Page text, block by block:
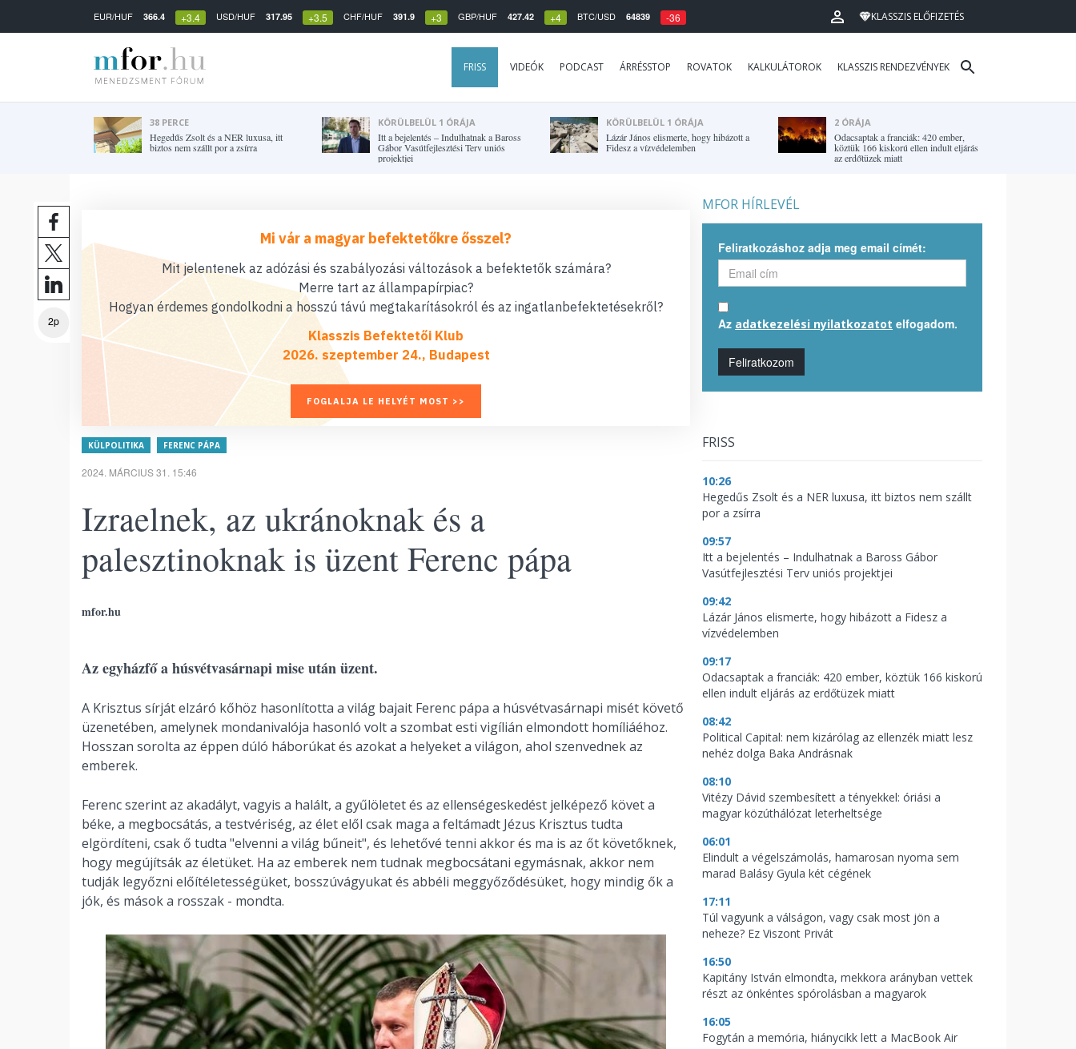
EUR/HUF 366.4 +3.4 USD/HUF 317.95 +3.5 CHF/HUF 391.9 +3 GBP/HUF 427.42 +4 BTC/USD 64839 -36 KLASSZIS ELŐFIZETÉS
FRISS VIDEÓK PODCAST ÁRRÉSSTOP ROVATOK KALKULÁTOROK KLASSZIS RENDEZVÉNYEK
38 PERCE
Hegedűs Zsolt és a NER luxusa, itt
biztos nem szállt por a zsírra
KÖRÜLBELÜL 1 ÓRÁJA
Itt a bejelentés – Indulhatnak a Baross
Gábor Vasútfejlesztési Terv uniós
projektjei
KÖRÜLBELÜL 1 ÓRÁJA
Lázár János elismerte, hogy hibázott a
Fidesz a vízvédelemben
2 ÓRÁJA
Odacsaptak a franciák: 420 ember,
köztük 166 kiskorú ellen indult eljárás
az erdőtüzek miatt
2p
Mi vár a magyar befektetőkre ősszel?
Mit jelentenek az adózási és szabályozási változások a befektetők számára?
Merre tart az állampapírpiac?
Hogyan érdemes gondolkodni a hosszú távú megtakarításokról és az ingatlanbefektetésekről?
Klasszis Befektetői Klub
2026. szeptember 24., Budapest
FOGLALJA LE HELYÉT MOST >>
KÜLPOLITIKA FERENC PÁPA
2024. MÁRCIUS 31. 15:46
Izraelnek, az ukránoknak és a
palesztinoknak is üzent Ferenc pápa
mfor.hu
Az egyházfő a húsvétvasárnapi mise után üzent.
A Krisztus sírját elzáró kőhöz hasonlította a világ bajait Ferenc pápa a húsvétvasárnapi misét követő
üzenetében, amelynek mondanivalója hasonló volt a szombat esti vigílián elmondott homíliáéhoz.
Hosszan sorolta az éppen dúló háborúkat és azokat a helyeket a világon, ahol szenvednek az
emberek.
Ferenc szerint az akadályt, vagyis a halált, a gyűlöletet és az ellenségeskedést jelképező követ a
béke, a megbocsátás, a testvériség, az élet elől csak maga a feltámadt Jézus Krisztus tudta
elgördíteni, csak ő tudta "elvenni a világ bűneit", és lehetővé tenni akkor és ma is az őt követőknek,
hogy megújítsák az életüket. Ha az emberek nem tudnak megbocsátani egymásnak, akkor nem
tudják legyőzni előítéletességüket, bosszúvágyukat és abbéli meggyőződésüket, hogy mindig ők a
jók, és mások a rosszak - mondta.
MFOR HÍRLEVÉL
Feliratkozáshoz adja meg email címét:
Az adatkezelési nyilatkozatot elfogadom.
Feliratkozom
FRISS
10:26
Hegedűs Zsolt és a NER luxusa, itt biztos nem szállt
por a zsírra
09:57
Itt a bejelentés – Indulhatnak a Baross Gábor
Vasútfejlesztési Terv uniós projektjei
09:42
Lázár János elismerte, hogy hibázott a Fidesz a
vízvédelemben
09:17
Odacsaptak a franciák: 420 ember, köztük 166 kiskorú
ellen indult eljárás az erdőtüzek miatt
08:42
Political Capital: nem kizárólag az ellenzék miatt lesz
nehéz dolga Baka Andrásnak
08:10
Vitézy Dávid szembesített a tényekkel: óriási a
magyar közúthálózat leterheltsége
06:01
Elindult a végelszámolás, hamarosan nyoma sem
marad Balásy Gyula két cégének
17:11
Túl vagyunk a válságon, vagy csak most jön a
neheze? Ez Viszont Privát
16:50
Kapitány István elmondta, mekkora arányban vettek
részt az önkéntes spórolásban a magyarok
16:05
Fogytán a memória, hiánycikk lett a MacBook Air